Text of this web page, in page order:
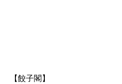
【餃子閣】